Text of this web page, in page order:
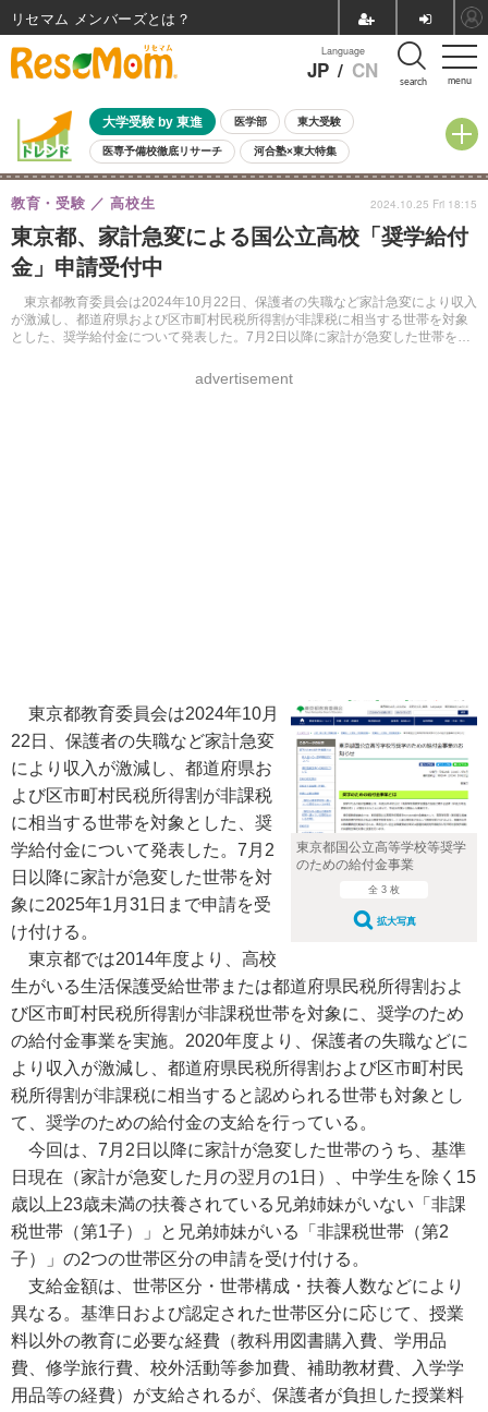
menu
Language
JP / CN search
大学受験 by 東進 医学部 東大受験
医専予備校徹底リサーチ 河合塾×東大特集
親子で考える大学選び 高校受験 中学受験 小学校受験
共通テスト 夏休み
8月開催イベント・WS 全国公立高校 過去問 人気記事
自由研究教材（小学生向け）
東京都、家計急変による国公立高校「奨学給付
金」申請受付中
東京都教育委員会は2024年10月22日、保護者の失職など家計急変により収入
が激減し、都道府県および区市町村民税所得割が非課税に相当する世帯を対象
とした、奨学給付金について発表した。7月2日以降に家計が急変した世帯を対
教育・受験 高校生
advertisement
2024.10.25 Fri 18:15
東京都国公立高等学校等奨学
のための給付金事業
全 3 枚
拡大写真
東京都教育委員会は2024年10月
22日、保護者の失職など家計急変
により収入が激減し、都道府県お
よび区市町村民税所得割が非課税
に相当する世帯を対象とした、奨
学給付金について発表した。7月2
日以降に家計が急変した世帯を対
象に2025年1月31日まで申請を受
け付ける。
東京都では2014年度より、高校
生がいる生活保護受給世帯または都道府県民税所得割およ
び区市町村民税所得割が非課税世帯を対象に、奨学のため
の給付金事業を実施。2020年度より、保護者の失職などに
より収入が激減し、都道府県民税所得割および区市町村民
税所得割が非課税に相当すると認められる世帯も対象とし
て、奨学のための給付金の支給を行っている。
今回は、7月2日以降に家計が急変した世帯のうち、基準
日現在（家計が急変した月の翌月の1日）、中学生を除く15
歳以上23歳未満の扶養されている兄弟姉妹がいない「非課
税世帯（第1子）」と兄弟姉妹がいる「非課税世帯（第2
子）」の2つの世帯区分の申請を受け付ける。
支給金額は、世帯区分・世帯構成・扶養人数などにより
異なる。基準日および認定された世帯区分に応じて、授業
料以外の教育に必要な経費（教科用図書購入費、学用品
費、修学旅行費、校外活動等参加費、補助教材費、入学学
用品等の経費）が支給されるが、保護者が負担した授業料
リセマム メンバーズ